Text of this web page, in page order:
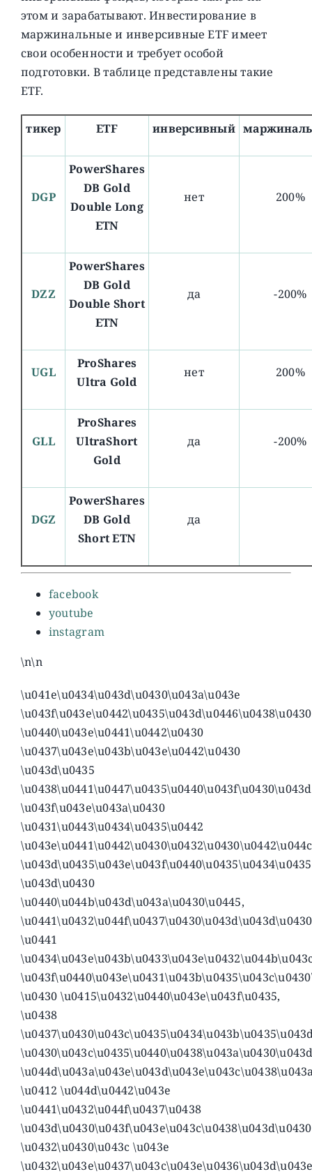
этом и зарабатывают. Инвестирование в
маржинальные и инверсивные ETF имеет
свои особенности и требует особой
подготовки. В таблице представлены такие
ETF.
тикер ETF инверсивный
DGP
PowerShares
DB Gold
Double Long
ETN
нет 200%
DZZ
PowerShares
DB Gold
Double Short
ETN
да -200%
UGL
ProShares
Ultra Gold
нет 200%
GLL
ProShares
UltraShort
Gold
да -200%
DGZ
PowerShares
DB Gold
Short ETN
да
facebook
youtube
instagram
\n\n
\u041e\u0434\u043d\u0430\u043a\u043e
\u0440\u043e\u0441\u0442\u0430
\u0437\u043e\u043b\u043e\u0442\u0430
\u043d\u0435
\u0438\u0441\u0447\u0435\u0440\u043f\u0430\u043d
\u043f\u043e\u043a\u0430
\u0431\u0443\u0434\u0435\u0442
\u043d\u0430
\u0440\u044b\u043d\u043a\u0430\u0445,
\u0441
\u0430 \u0415\u0432\u0440\u043e\u043f\u0435,
\u0438
\u0412 \u044d\u0442\u043e
\u0441\u0432\u044f\u0437\u0438
\u0432\u0430\u043c \u043e